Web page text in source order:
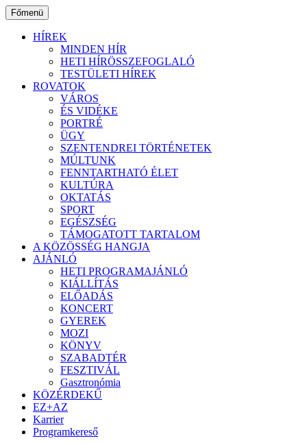
Ugrás
a
tartalomhoz
Főmenü
HÍREK
MINDEN HÍR
HETI HÍRÖSSZEFOGLALÓ
TESTÜLETI HÍREK
ROVATOK
VÁROS
ÉS VIDÉKE
PORTRÉ
ÜGY
SZENTENDREI TÖRTÉNETEK
MÚLTUNK
FENNTARTHATÓ ÉLET
KULTÚRA
OKTATÁS
SPORT
EGÉSZSÉG
TÁMOGATOTT TARTALOM
A KÖZÖSSÉG HANGJA
AJÁNLÓ
HETI PROGRAMAJÁNLÓ
KIÁLLÍTÁS
ELŐADÁS
KONCERT
GYEREK
MOZI
KÖNYV
SZABADTÉR
FESZTIVÁL
Gasztronómia
KÖZÉRDEKŰ
EZ+AZ
Karrier
Programkereső